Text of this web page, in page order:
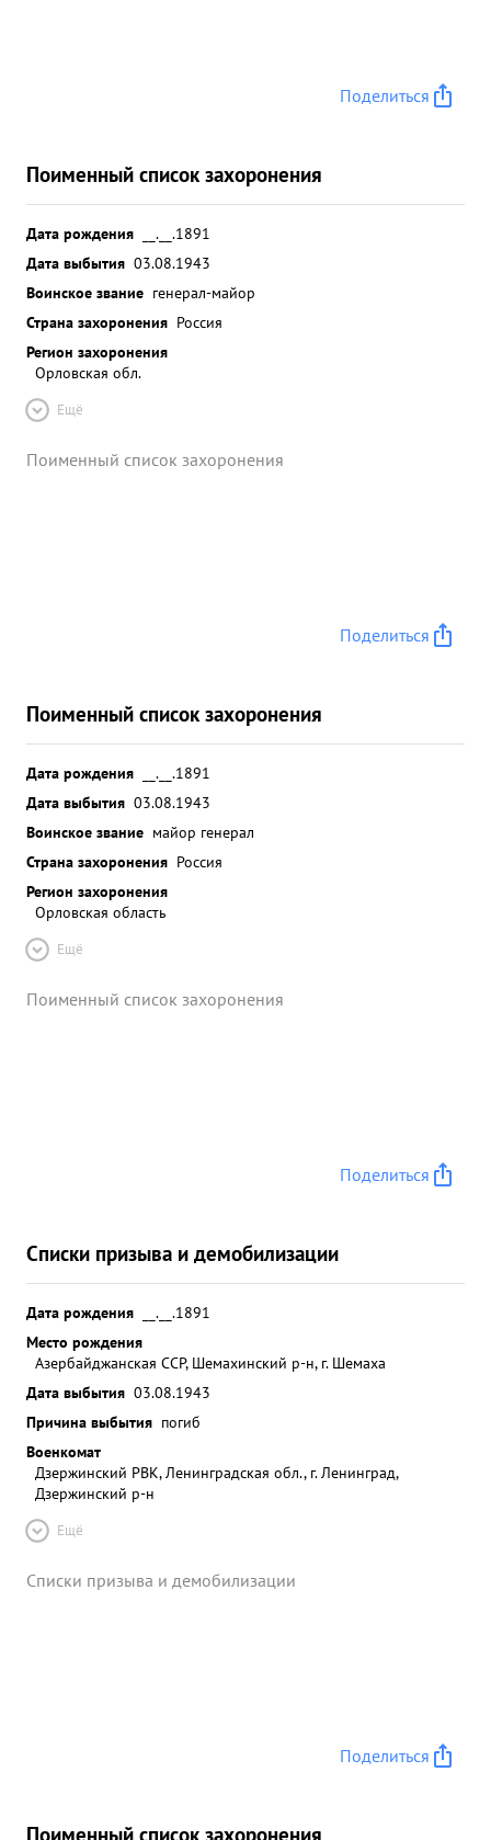
Поделиться
Поименный список захоронения
Дата рождения
__.__.1891
Дата выбытия 03.08.1943
Воинское звание генерал-майор
Страна захоронения Россия
Регион захоронения
Орловская обл.
Ещё
Поименный список захоронения
Поделиться
Поименный список захоронения
Дата рождения
__.__.1891
Дата выбытия 03.08.1943
Воинское звание майор генерал
Страна захоронения Россия
Регион захоронения
Орловская область
Ещё
Поименный список захоронения
Поделиться
Списки призыва и демобилизации
Дата рождения
__.__.1891
Место рождения
Азербайджанская ССР, Шемахинский р-н, г. Шемаха
Дата выбытия 03.08.1943
Причина выбытия погиб
Военкомат
Дзержинский РВК, Ленинградская обл., г. Ленинград,
Дзержинский р-н
Ещё
Списки призыва и демобилизации
Поделиться
Поименный список захоронения